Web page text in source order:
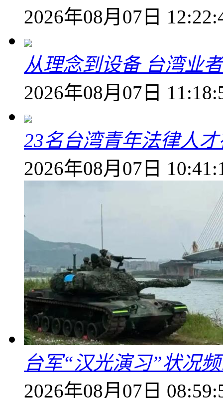
2026年08月07日
从理念到设备 台湾业
2026年08月07日
23名台湾青年法律人
2026年08月07日
台军“汉光演习”状况
2026年08月07日